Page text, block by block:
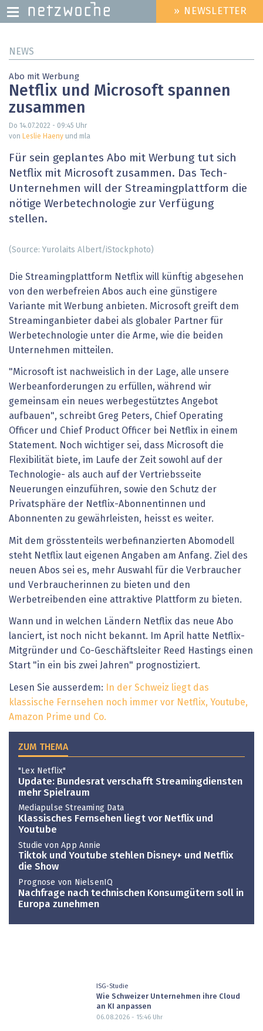
zum
HEADER
MENU
» NEWSLETTER
NEWS
Abo mit Werbung
Netflix und Microsoft spannen
zusammen
Do 14.07.2022 - 09:45 Uhr
von Leslie Haeny und mla
Für sein geplantes Abo mit Werbung tut sich
Netflix mit Microsoft zusammen. Das Tech-
Unternehmen will der Streamingplattform die
nötige Werbetechnologie zur Verfügung
stellen.
(Source: Yurolaits Albert/iStockphoto)
Die Streamingplattform Netflix will künftig abgesehen
von den werbefreien Abos auch eine günstigere
Variante mit Werbung anbieten. Microsoft greift dem
Streaminganbieter dabei als globaler Partner für
Werbetechnologie unter die Arme, wie die beiden
Unternehmen mitteilen.
"Microsoft ist nachweislich in der Lage, alle unsere
Werbeanforderungen zu erfüllen, während wir
gemeinsam ein neues werbegestütztes Angebot
aufbauen", schreibt Greg Peters, Chief Operating
Officer und Chief Product Officer bei Netflix in einem
Statement. Noch wichtiger sei, dass Microsoft die
Flexibilität biete, im Laufe der Zeit sowohl auf der
Technologie- als auch auf der Vertriebsseite
Neuerungen einzuführen, sowie den Schutz der
Privatsphäre der Netflix-Abonnentinnen und
Abonnenten zu gewährleisten, heisst es weiter.
Mit dem grösstenteils werbefinanzierten Abomodell
steht Netflix laut eigenen Angaben am Anfang. Ziel des
neuen Abos sei es, mehr Auswahl für die Verbraucher
und Verbraucherinnen zu bieten und den
Werbetreibenden eine attraktive Plattform zu bieten.
Wann und in welchen Ländern Netflix das neue Abo
lanciert, ist noch nicht bekannt. Im April hatte Netflix-
Mitgründer und Co-Geschäftsleiter Reed Hastings einen
Start "in ein bis zwei Jahren" prognostiziert.
Lesen Sie ausserdem: In der Schweiz liegt das
klassische Fernsehen noch immer vor Netflix, Youtube,
Amazon Prime und Co.
ZUM THEMA
"Lex Netflix"
Update: Bundesrat verschafft Streamingdiensten
mehr Spielraum
Mediapulse Streaming Data
Klassisches Fernsehen liegt vor Netflix und
Youtube
Studie von App Annie
Tiktok und Youtube stehlen Disney+ und Netflix
die Show
Prognose von NielsenIQ
Nachfrage nach technischen Konsumgütern soll in
Europa zunehmen
ISG-Studie
Wie Schweizer Unternehmen ihre Cloud
an KI anpassen
06.08.2026 - 15:46Uhr